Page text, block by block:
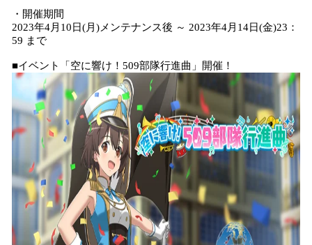
・開催期間
2023年4月10日(月)メンテナンス後 ～ 2023年4月14日(金)23：
59 まで
■イベント「空に響け！509部隊行進曲」開催！